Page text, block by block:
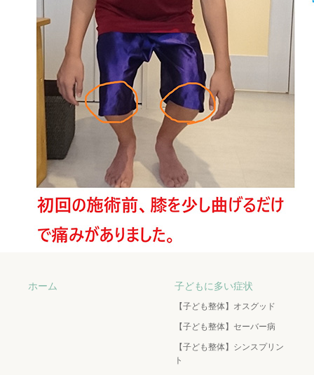
ホーム 子どもに多い症状
【子ども整体】オスグッド
【子ども整体】セーバー病
【子ども整体】シンスプリン
ト